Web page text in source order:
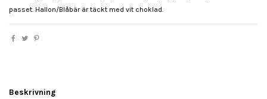
passet. Hallon/Blåbär är täckt med vit choklad.
Beskrivning